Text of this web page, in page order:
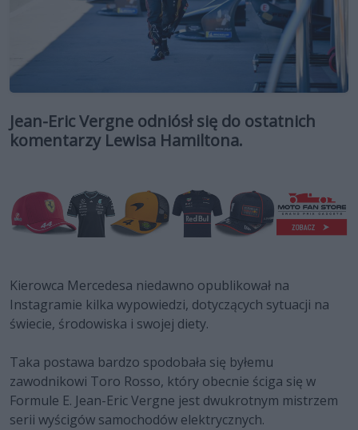
Jean-Eric Vergne odniósł się do ostatnich
komentarzy Lewisa Hamiltona.
Kierowca Mercedesa niedawno opublikował na
Instagramie kilka wypowiedzi, dotyczących sytuacji na
świecie, środowiska i swojej diety.
Taka postawa bardzo spodobała się byłemu
zawodnikowi Toro Rosso, który obecnie ściga się w
Formule E. Jean-Eric Vergne jest dwukrotnym mistrzem
serii wyścigów samochodów elektrycznych.